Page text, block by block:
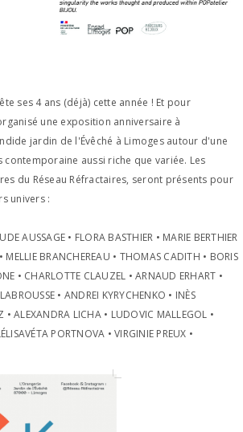
ses 4 ans (déjà) cette année ! Et pour
une exposition anniversaire à
jardin de l'Évêché à Limoges autour d'une
aussi riche que variée. Les
du Réseau Réfractaires, seront présents pour
univers :
AUSSAGE • FLORA BASTHIER • MARIE BERTHIER
MELLIE BRANCHEREAU • THOMAS CADITH • BORIS
• CHARLOTTE CLAUZEL • ARNAUD ERHART •
• ANDREI KYRYCHENKO • INÈS
• ALEXANDRA LICHA • LUDOVIC MALLEGOL •
PORTNOVA • VIRGINIE PREUX •